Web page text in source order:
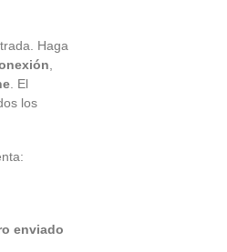
Haga
. El
los
enviado